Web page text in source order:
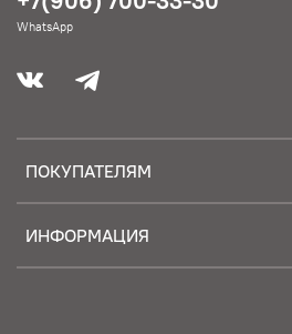
ПОКУПАТЕЛЯМ
ИНФОРМАЦИЯ
WhatsApp